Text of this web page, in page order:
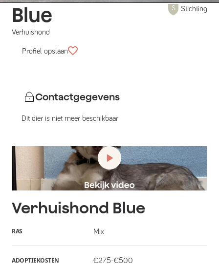
Blue
Verhuishond
Stichting
Profiel opslaan
Contactgegevens
Dit dier is niet meer beschikbaar
Verhuishond Blue
RAS Mix
ADOPTIEKOSTEN €275-€500